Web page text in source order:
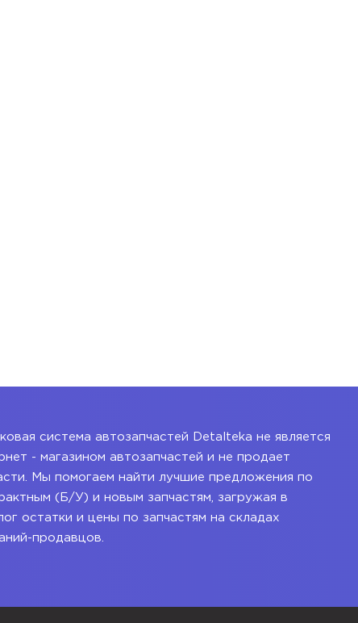
система автозапчастей Detalteka не является
- магазином автозапчастей и не продает
Мы помогаем найти лучшие предложения по
(Б/У) и новым запчастям, загружая в
остатки и цены по запчастям на складах
продавцов.